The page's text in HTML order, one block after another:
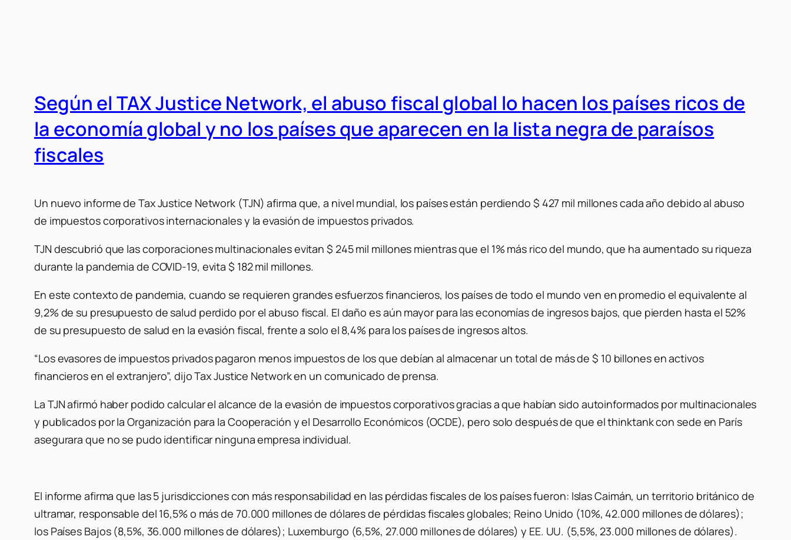
Según el TAX Justice Network, el abuso fiscal global lo hacen los países ricos de
la economía global y no los países que aparecen en la lista negra de paraísos
fiscales
Un nuevo informe de Tax Justice Network (TJN) afirma que, a nivel mundial, los países están perdiendo $ 427 mil millones cada año debido al abuso
de impuestos corporativos internacionales y la evasión de impuestos privados.
TJN descubrió que las corporaciones multinacionales evitan $ 245 mil millones mientras que el 1% más rico del mundo, que ha aumentado su riqueza
durante la pandemia de COVID-19, evita $ 182 mil millones.
En este contexto de pandemia, cuando se requieren grandes esfuerzos financieros, los países de todo el mundo ven en promedio el equivalente al
9,2% de su presupuesto de salud perdido por el abuso fiscal. El daño es aún mayor para las economías de ingresos bajos, que pierden hasta el 52%
de su presupuesto de salud en la evasión fiscal, frente a solo el 8,4% para los países de ingresos altos.
“Los evasores de impuestos privados pagaron menos impuestos de los que debían al almacenar un total de más de $ 10 billones en activos
financieros en el extranjero”, dijo Tax Justice Network en un comunicado de prensa.
La TJN afirmó haber podido calcular el alcance de la evasión de impuestos corporativos gracias a que habían sido autoinformados por multinacionales
y publicados por la Organización para la Cooperación y el Desarrollo Económicos (OCDE), pero solo después de que el thinktank con sede en París
asegurara que no se pudo identificar ninguna empresa individual.
El informe afirma que las 5 jurisdicciones con más responsabilidad en las pérdidas fiscales de los países fueron: Islas Caimán, un territorio británico de
ultramar, responsable del 16,5% o más de 70.000 millones de dólares de pérdidas fiscales globales; Reino Unido (10%, 42.000 millones de dólares);
los Países Bajos (8,5%, 36.000 millones de dólares); Luxemburgo (6,5%, 27.000 millones de dólares) y EE. UU. (5,5%, 23.000 millones de dólares).